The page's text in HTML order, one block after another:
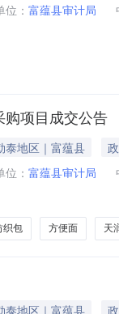
： 富蕴县审计局
项目成交公告
泰地区｜富蕴县
： 富蕴县审计局
织包 方便面 天
泰地区｜富蕴县